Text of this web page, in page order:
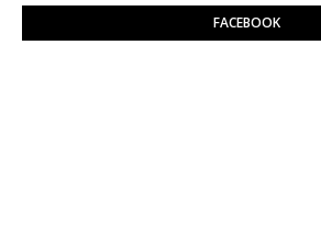
FACEBOOK